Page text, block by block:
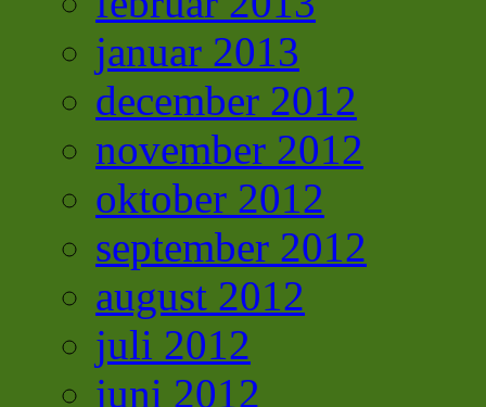
januar 2013
december 2012
november 2012
oktober 2012
september 2012
august 2012
juli 2012
juni 2012